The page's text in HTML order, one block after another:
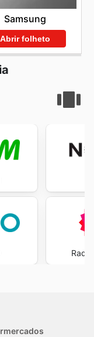
Samsung
Abrir folheto